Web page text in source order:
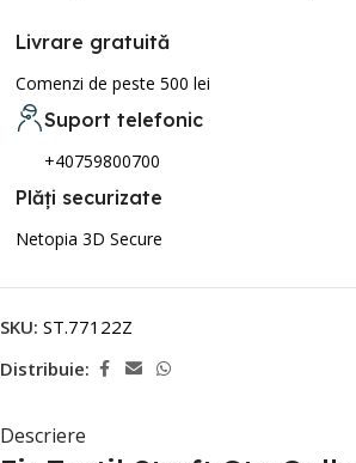
Livrare gratuită
Comenzi de peste 500 lei
Suport telefonic
+40759800700
Plăți securizate
Netopia 3D Secure
SKU: ST.77122Z
Distribuie:
Descriere